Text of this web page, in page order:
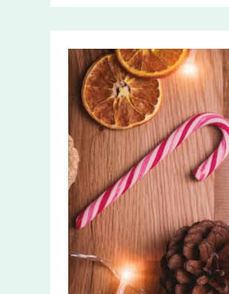
Pasen:
De
Geschiedenis,
Tradities
En
Betekenis
Van
Dit
Bijzondere
Feest